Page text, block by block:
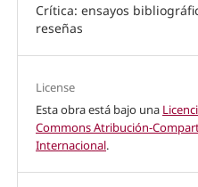
Crítica: ensayos
reseñas
License
Esta obra está bajo una
Commons Atribución-
Internacional.